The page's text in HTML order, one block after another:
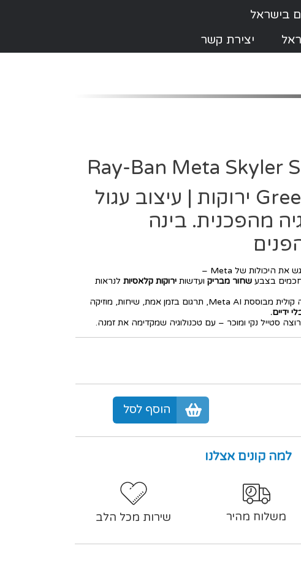
יצירת קשר
🕶️ Ray-Ban Meta Skyler
– עם עדשות Green ירוקות | עיצוב עגול
מהפכנית. בינה
שחור מבריק ועדשותירוקות קלאסיות לנראות
עם מצלמה רחבה 12MP, שליטה קולית מבוססת Meta AI, תרגום בזמן אמת, שיחות, מוזיקה
ידיים.
הוסף לסל
למה קונים אצלנו
משלוח מהיר שירות מכל הלב